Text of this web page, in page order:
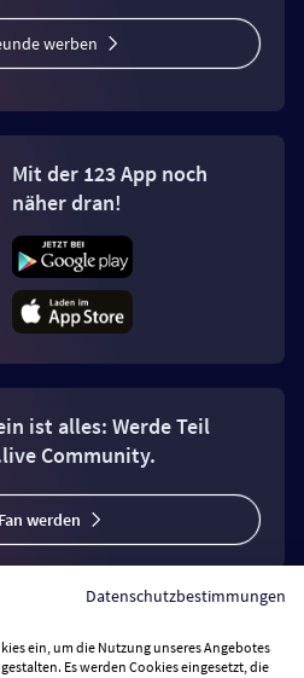
werben
Mit der 123 App noch
näher dran!
ist alles: Werde Teil
Community.
werden
Datenschutzbestimmungen
ein, um die Nutzung unseres Angebotes
Es werden Cookies eingesetzt, die